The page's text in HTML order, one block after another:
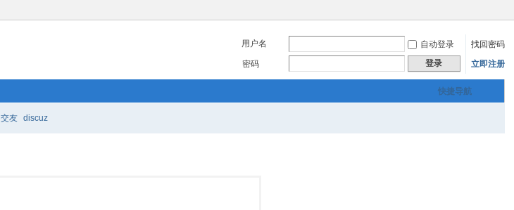
用户名 自动登录
找回密码
密码
登录 立即注册
快捷导航
交友 discuz